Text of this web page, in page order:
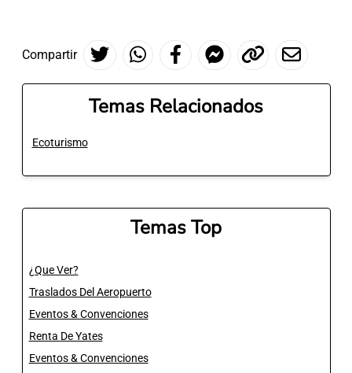
Compartir
Temas Relacionados
Ecoturismo
Temas Top
¿Que Ver?
Traslados Del Aeropuerto
Eventos & Convenciones
Renta De Yates
Eventos & Convenciones